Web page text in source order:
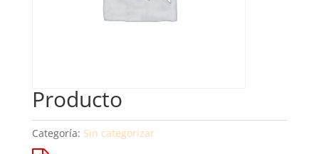
Producto
Categoría: Sin categorizar